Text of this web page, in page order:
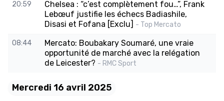
20:59
Chelsea : “c’est complètement fou…”, Frank
Lebœuf justifie les échecs Badiashile,
Disasi et Fofana [Exclu] - Top Mercato
08:44
Mercato: Boubakary Soumaré, une vraie
opportunité de marché avec la relégation
de Leicester? - RMC Sport
Mercredi 16 avril 2025